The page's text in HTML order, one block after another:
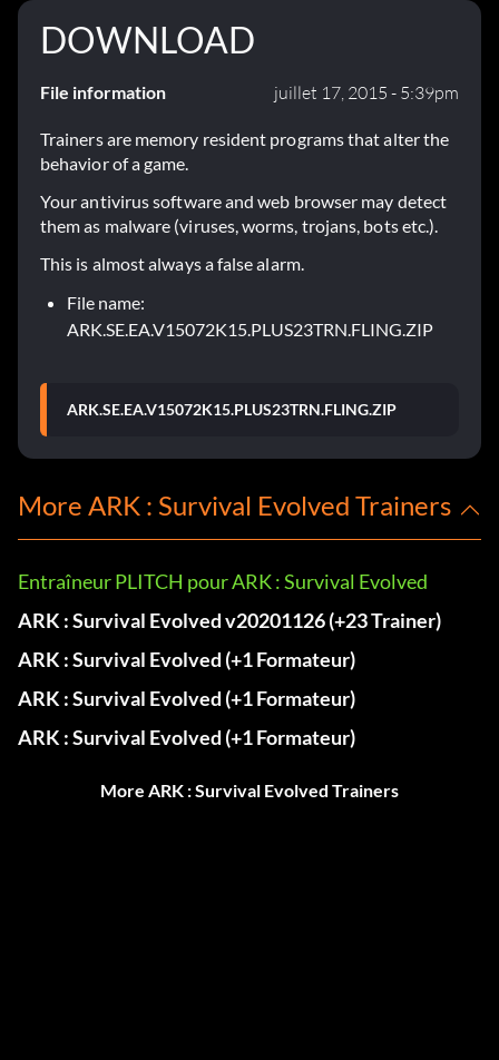
DOWNLOAD
File information juillet 17, 2015 - 5:39pm
Trainers are memory resident programs that alter the
behavior of a game.
Your antivirus software and web browser may detect
them as malware (viruses, worms, trojans, bots etc.).
This is almost always a false alarm.
File name:
ARK.SE.EA.V15072K15.PLUS23TRN.FLING.ZIP
ARK.SE.EA.V15072K15.PLUS23TRN.FLING.ZIP
More ARK : Survival Evolved Trainers
Entraîneur PLITCH pour ARK : Survival Evolved
ARK : Survival Evolved v20201126 (+23 Trainer)
ARK : Survival Evolved (+1 Formateur)
ARK : Survival Evolved (+1 Formateur)
ARK : Survival Evolved (+1 Formateur)
More ARK : Survival Evolved Trainers